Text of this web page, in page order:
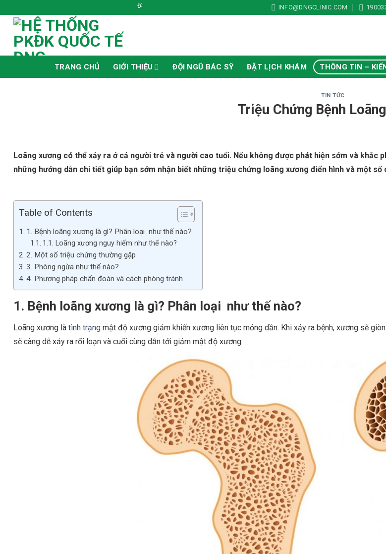
to
content
Đồng Cảm - Chính trực - Trách Nhiệm - Bảo mật INFO@DNGCLINIC.COM
TRANG CHỦ GIỚI THIỆU ĐỘI NGŨ BÁC SỸ ĐẶT LỊCH KHÁM THÔNG TIN –
TIN TỨC
Triệu Chứng Bệnh
Loãng xương có thể xảy ra ở cả người trẻ và người cao tuổi. Nếu không được phát hiện sớm và khắc
những hướng dẫn chi tiết giúp bạn sớm nhận biết những triệu chứng loãng xương điển hình và một số
Table of Contents
1. Bệnh loãng xương là gì? Phân loại như thế nào?
1.1. Loãng xương nguy hiểm như thế nào?
2. Một số triệu chứng thường gặp
3. Phòng ngừa như thế nào?
4. Phương pháp chẩn đoán và cách phòng tránh
1. Bệnh loãng xương là gì? Phân loại như thế nào?
Loãng xương là tình trạng mật độ xương giảm khiến xương liên tục mỏng dần. Khi xảy ra bệnh, xương sẽ
sẽ càng dễ xảy ra rối loạn và cuối cùng dẫn tới giảm mật độ xương.